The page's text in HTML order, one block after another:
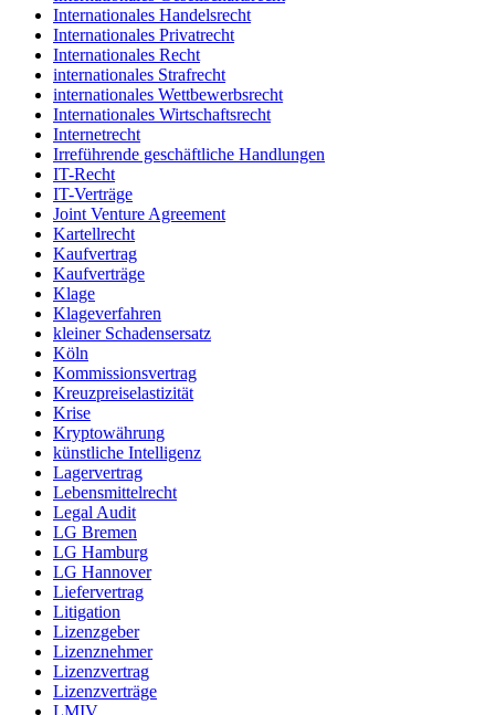
Internationales Handelsrecht
Internationales Privatrecht
Internationales Recht
internationales Strafrecht
internationales Wettbewerbsrecht
Internationales Wirtschaftsrecht
Internetrecht
Irreführende geschäftliche Handlungen
IT-Recht
IT-Verträge
Joint Venture Agreement
Kartellrecht
Kaufvertrag
Kaufverträge
Klage
Klageverfahren
kleiner Schadensersatz
Köln
Kommissionsvertrag
Kreuzpreiselastizität
Krise
Kryptowährung
künstliche Intelligenz
Lagervertrag
Lebensmittelrecht
Legal Audit
LG Bremen
LG Hamburg
LG Hannover
Liefervertrag
Litigation
Lizenzgeber
Lizenznehmer
Lizenzvertrag
Lizenzverträge
LMIV